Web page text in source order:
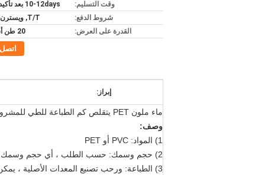
وقت التسليم:
10-12days بعد تأكيد الإيداع
شروط الدفع:
T/T, ويسترن يونيون
القدرة على العرض:
20 طن أسبوعيا
اتصل
إبراز:
ماء ملون PET يتقلص كم الطباعة للطي للمشروبات
وصف:
1) المواد: PVC أو PET
2) حجم وسمك: حسب الطلب ، أي حجم وسمك المتاحة.
3) الطباعة: ورحب تصنيع المعدات الأصلية ، يمكن أن تصل إلى 10 لونا مع آلة الطباعة عالية السرعة المحوسبة التلقائي لدينا.